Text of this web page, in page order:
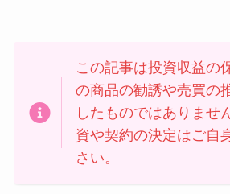
この記事は投資収益の
の商品の勧誘や売買の
したものではありませ
資や契約の決定はご自
さい。